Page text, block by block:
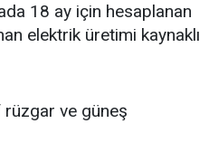
18 ay için hesaplanan
elektrik üretimi kaynaklı
ve güneş